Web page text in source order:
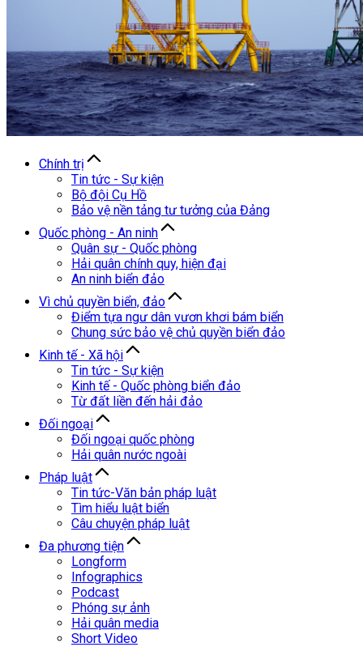
Chính trị
Tin tức - Sự kiện
Bộ đội Cụ Hồ
Bảo vệ nền tảng tư tưởng của Đảng
Quốc phòng - An ninh
Quân sự - Quốc phòng
Hải quân chính quy, hiện đại
An ninh biển đảo
Vì chủ quyền biển, đảo
Điểm tựa ngư dân vươn khơi bám biển
Chung sức bảo vệ chủ quyền biển đảo
Kinh tế - Xã hội
Tin tức - Sự kiện
Kinh tế - Quốc phòng biển đảo
Từ đất liền đến hải đảo
Đối ngoại
Đối ngoại quốc phòng
Hải quân nước ngoài
Pháp luật
Tin tức-Văn bản pháp luật
Tìm hiểu luật biển
Câu chuyện pháp luật
Đa phương tiện
Longform
Infographics
Podcast
Phóng sự ảnh
Hải quân media
Short Video